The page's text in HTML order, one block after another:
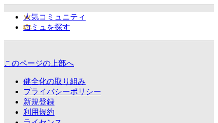
人気コミュニティ
コミュを探す
このページの上部へ
健全化の取り組み
プライバシーポリシー
新規登録
利用規約